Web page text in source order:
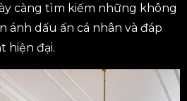
càng tìm kiếm những không
ánh dấu ấn cá nhân và đáp
hiện đại.